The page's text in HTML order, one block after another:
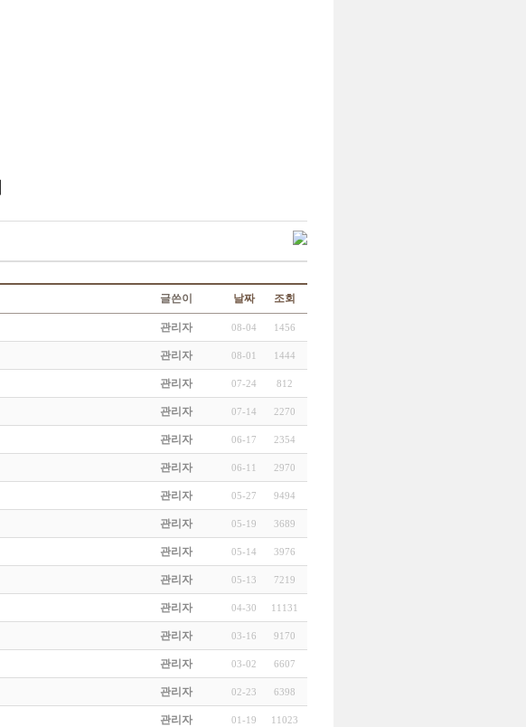
글쓴이 날짜 조회
관리자 08-04 1456
관리자 08-01 1444
관리자 07-24 812
관리자 07-14 2270
관리자 06-17 2354
관리자 06-11 2970
관리자 05-27 9494
관리자 05-19 3689
관리자 05-14 3976
관리자 05-13 7219
관리자 04-30 11131
관리자 03-16 9170
관리자 03-02 6607
관리자 02-23 6398
관리자 01-19 11023